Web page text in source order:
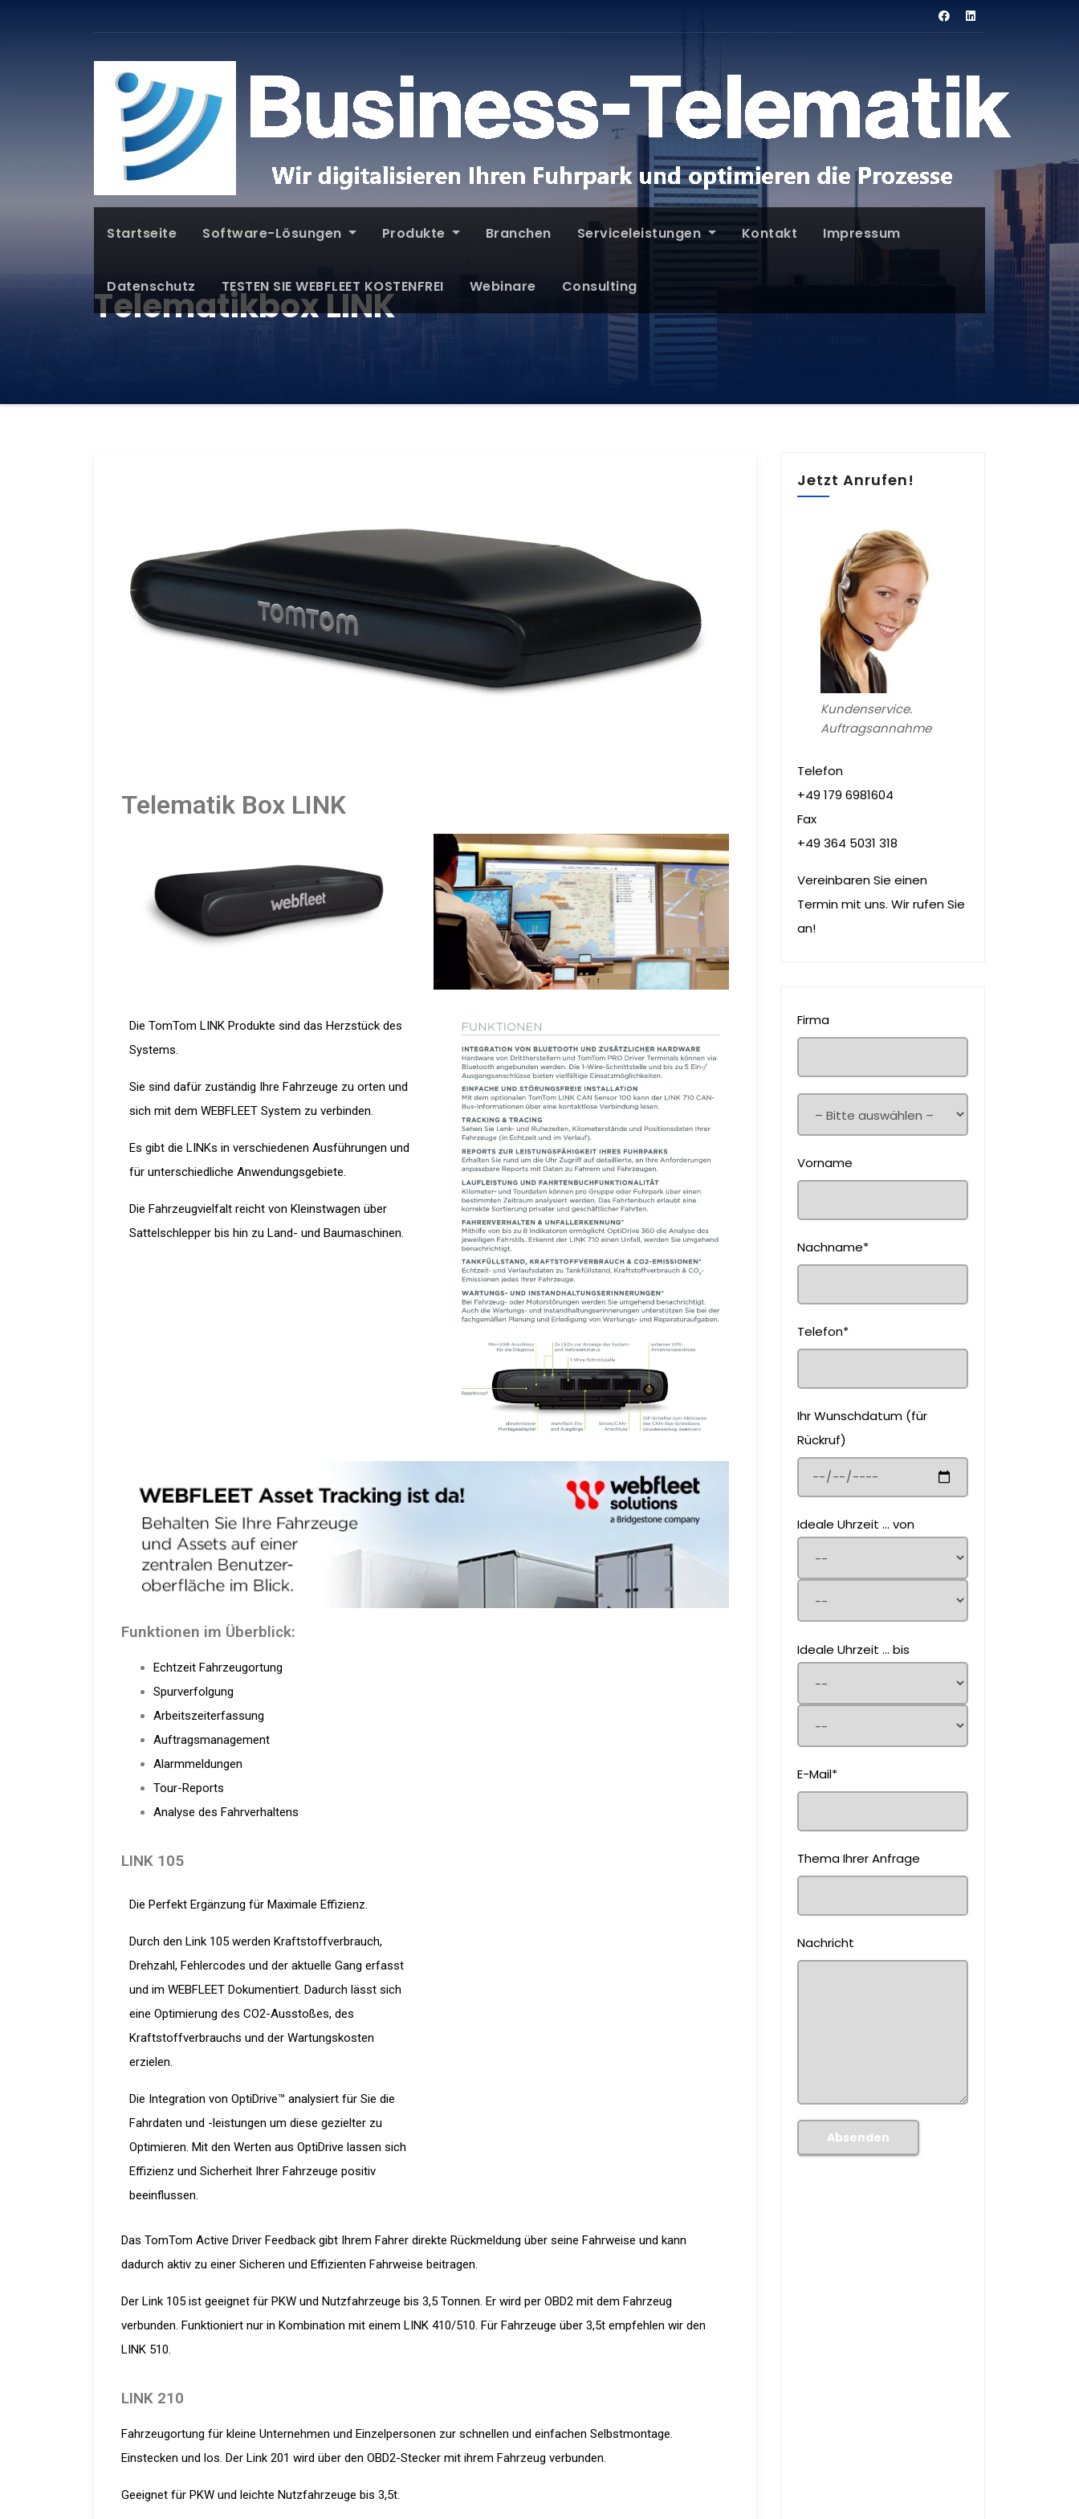
Startseite Software-Lösungen Produkte Branchen Serviceleistungen Kontakt Impressum
Datenschutz TESTEN SIE WEBFLEET KOSTENFREI Webinare Consulting
Telematikbox LINK
Telematik Box LINK
Die TomTom LINK Produkte sind das Herzstück des
Systems.
Sie sind dafür zuständig Ihre Fahrzeuge zu orten und
sich mit dem WEBFLEET System zu verbinden.
Es gibt die LINKs in verschiedenen Ausführungen und
für unterschiedliche Anwendungsgebiete.
Die Fahrzeugvielfalt reicht von Kleinstwagen über
Sattelschlepper bis hin zu Land- und Baumaschinen.
Funktionen im Überblick:
Echtzeit Fahrzeugortung
Spurverfolgung
Arbeitszeiterfassung
Auftragsmanagement
Alarmmeldungen
Tour-Reports
Analyse des Fahrverhaltens
LINK 105
Die Perfekt Ergänzung für Maximale Effizienz.
Durch den Link 105 werden Kraftstoffverbrauch,
Drehzahl, Fehlercodes und der aktuelle Gang erfasst
und im WEBFLEET Dokumentiert. Dadurch lässt sich
eine Optimierung des CO2-Ausstoßes, des
Kraftstoffverbrauchs und der Wartungskosten
erzielen.
Die Integration von OptiDrive™ analysiert für Sie die
Fahrdaten und -leistungen um diese gezielter zu
Optimieren. Mit den Werten aus OptiDrive lassen sich
Effizienz und Sicherheit Ihrer Fahrzeuge positiv
beeinflussen.
Das TomTom Active Driver Feedback gibt Ihrem Fahrer direkte Rückmeldung über seine Fahrweise und kann
dadurch aktiv zu einer Sicheren und Effizienten Fahrweise beitragen.
Der Link 105 ist geeignet für PKW und Nutzfahrzeuge bis 3,5 Tonnen. Er wird per OBD2 mit dem Fahrzeug
verbunden. Funktioniert nur in Kombination mit einem LINK 410/510. Für Fahrzeuge über 3,5t empfehlen wir den
LINK 510.
LINK 210
Fahrzeugortung für kleine Unternehmen und Einzelpersonen zur schnellen und einfachen Selbstmontage.
Einstecken und los. Der Link 201 wird über den OBD2-Stecker mit ihrem Fahrzeug verbunden.
Geeignet für PKW und leichte Nutzfahrzeuge bis 3,5t.
Jetzt Anrufen!
Kundenservice.
Auftragsannahme
Telefon
+49 179 6981604
Fax
+49 364 5031 318
Vereinbaren Sie einen
Termin mit uns. Wir rufen Sie
an!
Firma
Vorname
Nachname*
Telefon*
Ihr Wunschdatum (für
Rückruf)
Ideale Uhrzeit ... von
Ideale Uhrzeit ... bis
E-Mail*
Thema Ihrer Anfrage
Nachricht